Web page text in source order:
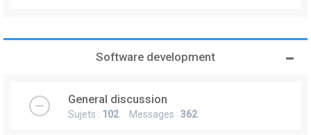
Software development
General discussion
Sujets : 102Messages : 362